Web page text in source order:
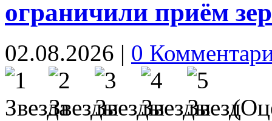
ограничили приём
02.08.2026 | 0